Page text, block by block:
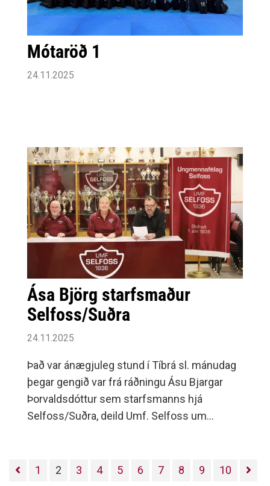
Mótaröð 1
24.11.2025
Ása Björg starfsmaður
Selfoss/Suðra
24.11.2025
Það var ánægjuleg stund í Tíbrá sl. mánudag
þegar gengið var frá ráðningu Ásu Bjargar
Þorvaldsdóttur sem starfsmanns hjá
Selfoss/Suðra, deild Umf. Selfoss um
1 2 3 4 5 6 7 8 9 10